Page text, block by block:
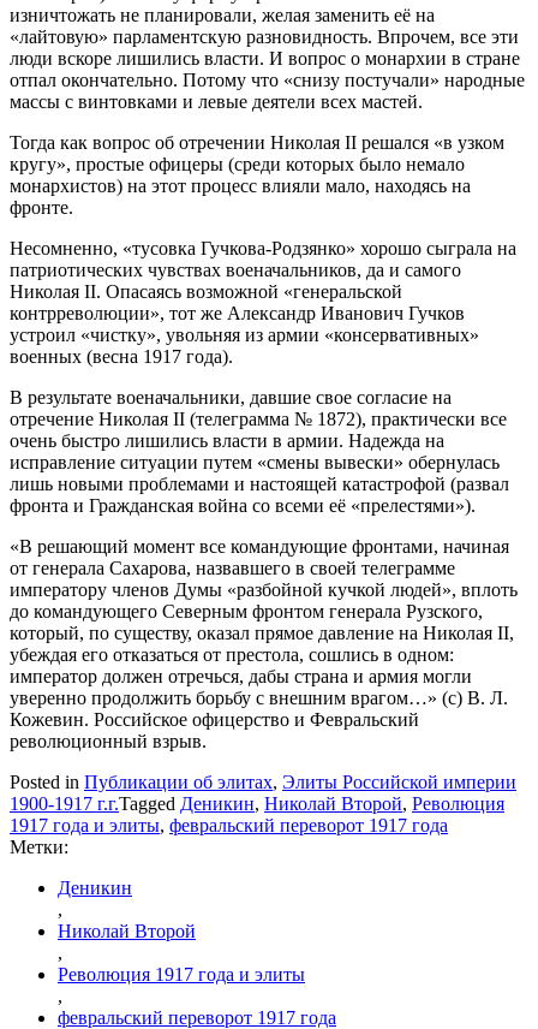
изничтожать не планировали, желая заменить её на
«лайтовую» парламентскую разновидность. Впрочем, все эти
люди вскоре лишились власти. И вопрос о монархии в стране
отпал окончательно. Потому что «снизу постучали» народные
массы с винтовками и левые деятели всех мастей.
Тогда как вопрос об отречении Николая II решался «в узком
кругу», простые офицеры (среди которых было немало
монархистов) на этот процесс влияли мало, находясь на
фронте.
Несомненно, «тусовка Гучкова-Родзянко» хорошо сыграла на
патриотических чувствах военачальников, да и самого
Николая II. Опасаясь возможной «генеральской
контрреволюции», тот же Александр Иванович Гучков
устроил «чистку», увольняя из армии «консервативных»
военных (весна 1917 года).
В результате военачальники, давшие свое согласие на
отречение Николая II (телеграмма № 1872), практически все
очень быстро лишились власти в армии. Надежда на
исправление ситуации путем «смены вывески» обернулась
лишь новыми проблемами и настоящей катастрофой (развал
фронта и Гражданская война со всеми её «прелестями»).
«В решающий момент все командующие фронтами, начиная
от генерала Сахарова, назвавшего в своей телеграмме
императору членов Думы «разбойной кучкой людей», вплоть
до командующего Северным фронтом генерала Рузского,
который, по существу, оказал прямое давление на Николая II,
убеждая его отказаться от престола, сошлись в одном:
император должен отречься, дабы страна и армия могли
уверенно продолжить борьбу с внешним врагом…» (с) В. Л.
Кожевин. Российское офицерство и Февральский
революционный взрыв.
Posted in Публикации об элитах, Элиты Российской империи
1900-1917 г.г.Tagged Деникин, Николай Второй, Революция
1917 года и элиты, февральский переворот 1917 года
Метки:
Деникин
,
Николай Второй
,
Революция 1917 года и элиты
,
февральский переворот 1917 года